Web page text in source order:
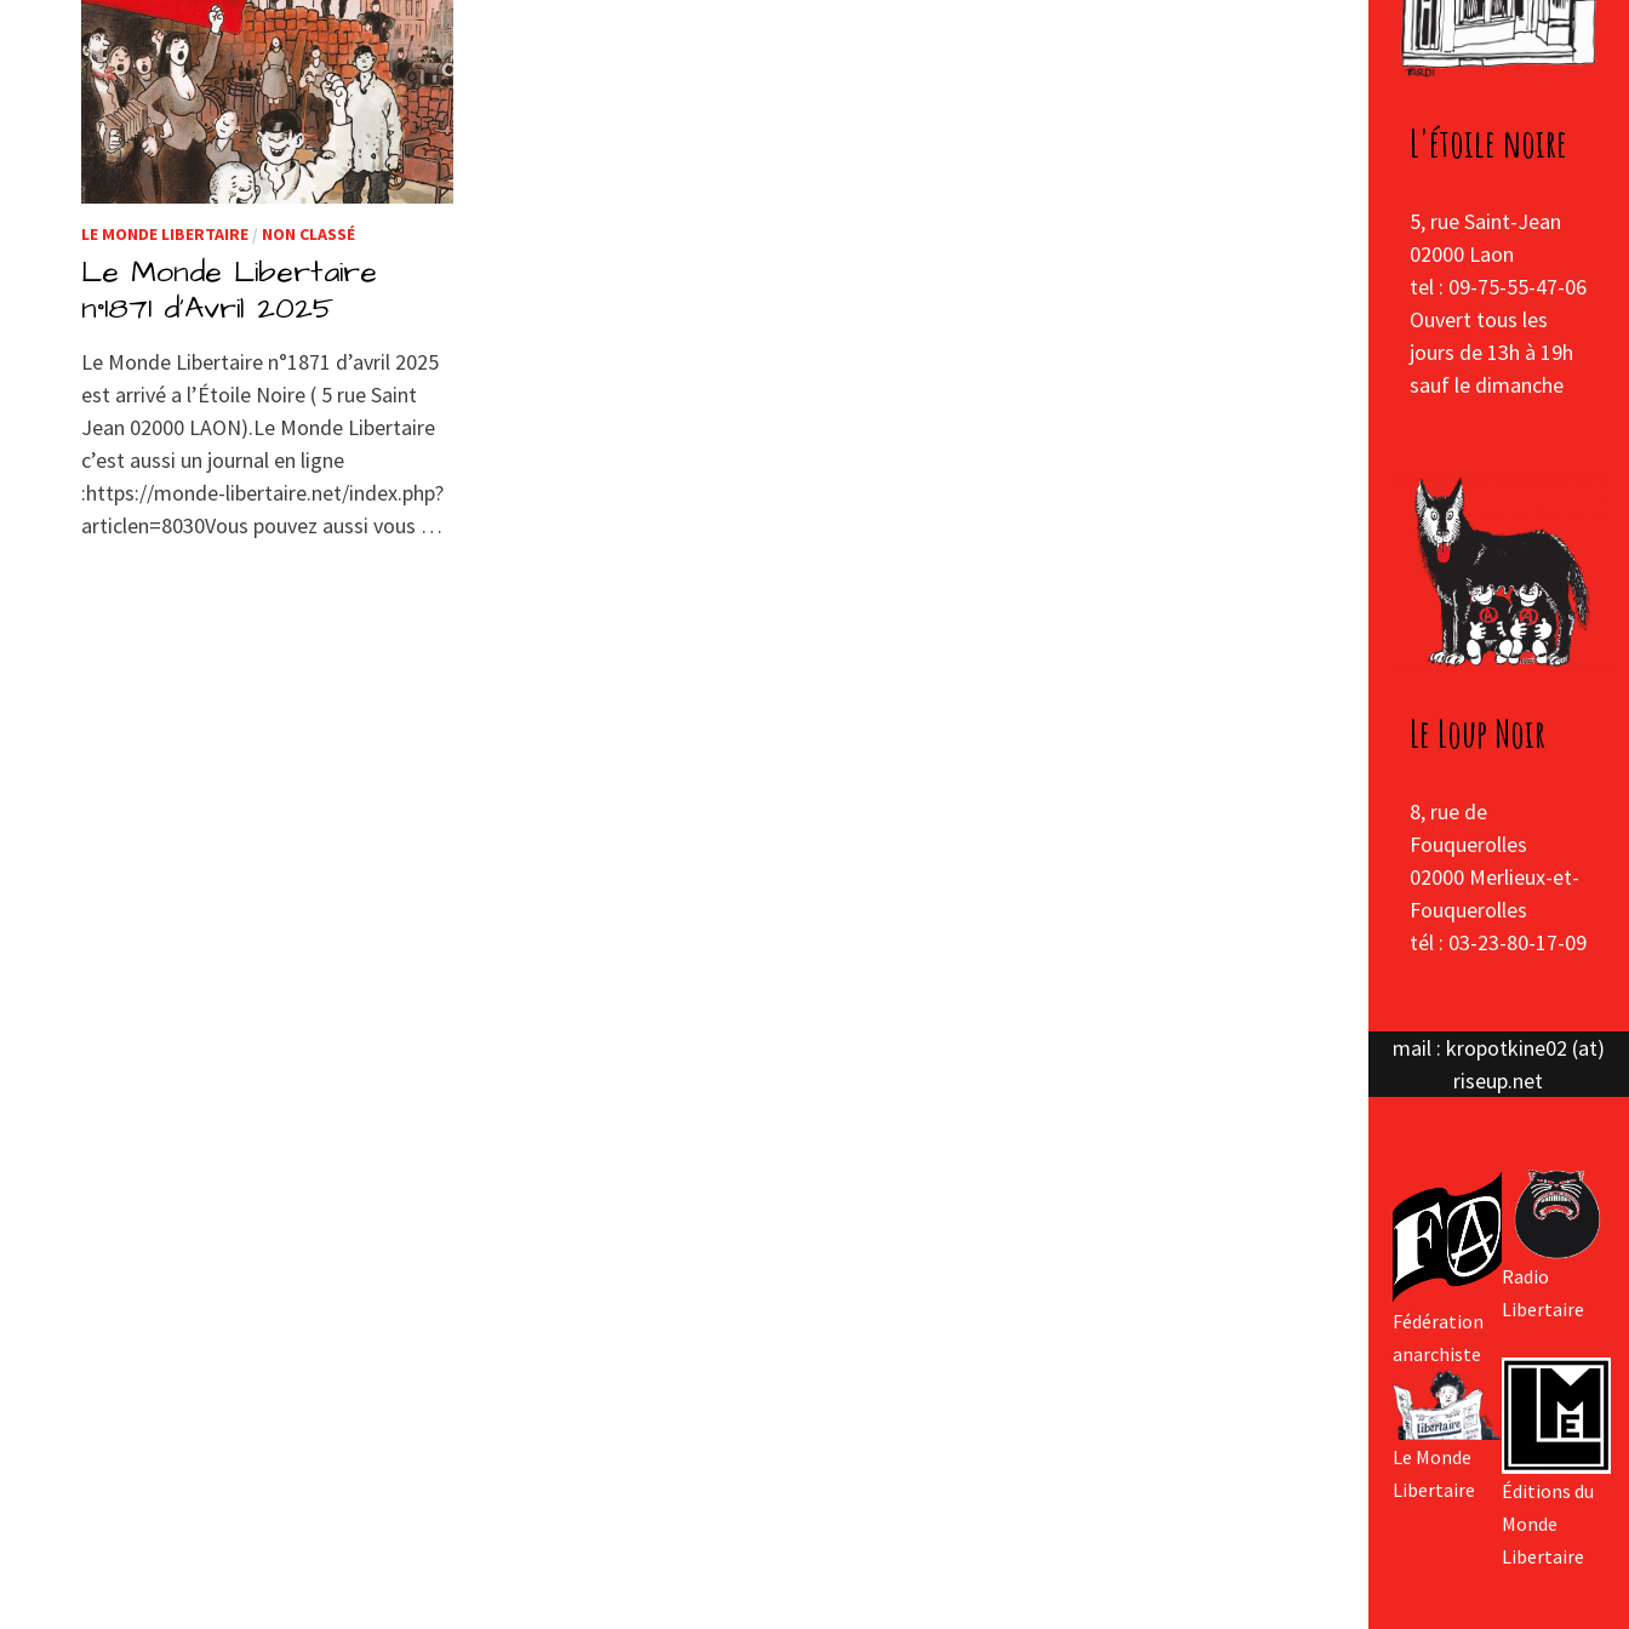
LE MONDE LIBERTAIRE / NON CLASSÉ
Le Monde Libertaire
n°1871 d’Avril 2025
Le Monde Libertaire n°1871 d’avril 2025
est arrivé a l’Étoile Noire ( 5 rue Saint
Jean 02000 LAON).Le Monde Libertaire
c’est aussi un journal en ligne
:https://monde-libertaire.net/index.php?
articlen=8030Vous pouvez aussi vous …
L'étoile noire
5, rue Saint-Jean
02000 Laon
tel : 09-75-55-47-06
Ouvert tous les
jours de 13h à 19h
sauf le dimanche
Le Loup Noir
8, rue de
Fouquerolles
02000 Merlieux-et-
Fouquerolles
tél : 03-23-80-17-09
mail : kropotkine02 (at)
riseup.net
Fédération
anarchiste
Le Monde
Libertaire
Radio
Libertaire
Éditions du
Monde
Libertaire